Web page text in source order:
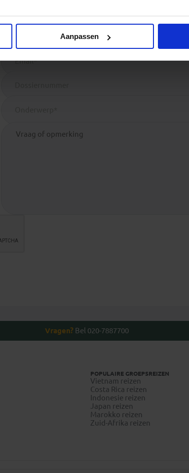
Aanpassen
Email*
Vragen? Bel 020-7887700
POPULAIRE GROEPSREIZEN
Vietnam reizen
Costa Rica reizen
Indonesie reizen
Japan reizen
Marokko reizen
Zuid-Afrika reizen